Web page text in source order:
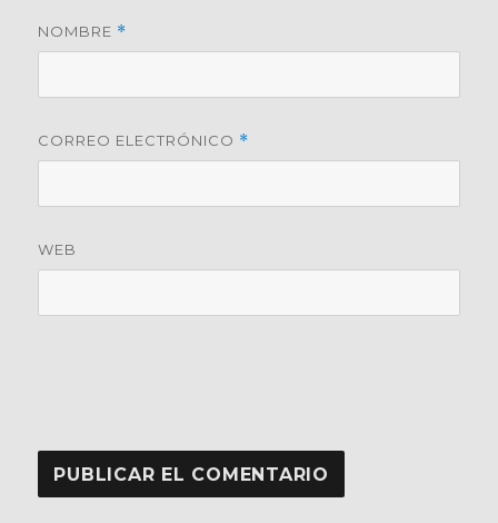
NOMBRE *
CORREO ELECTRÓNICO *
WEB